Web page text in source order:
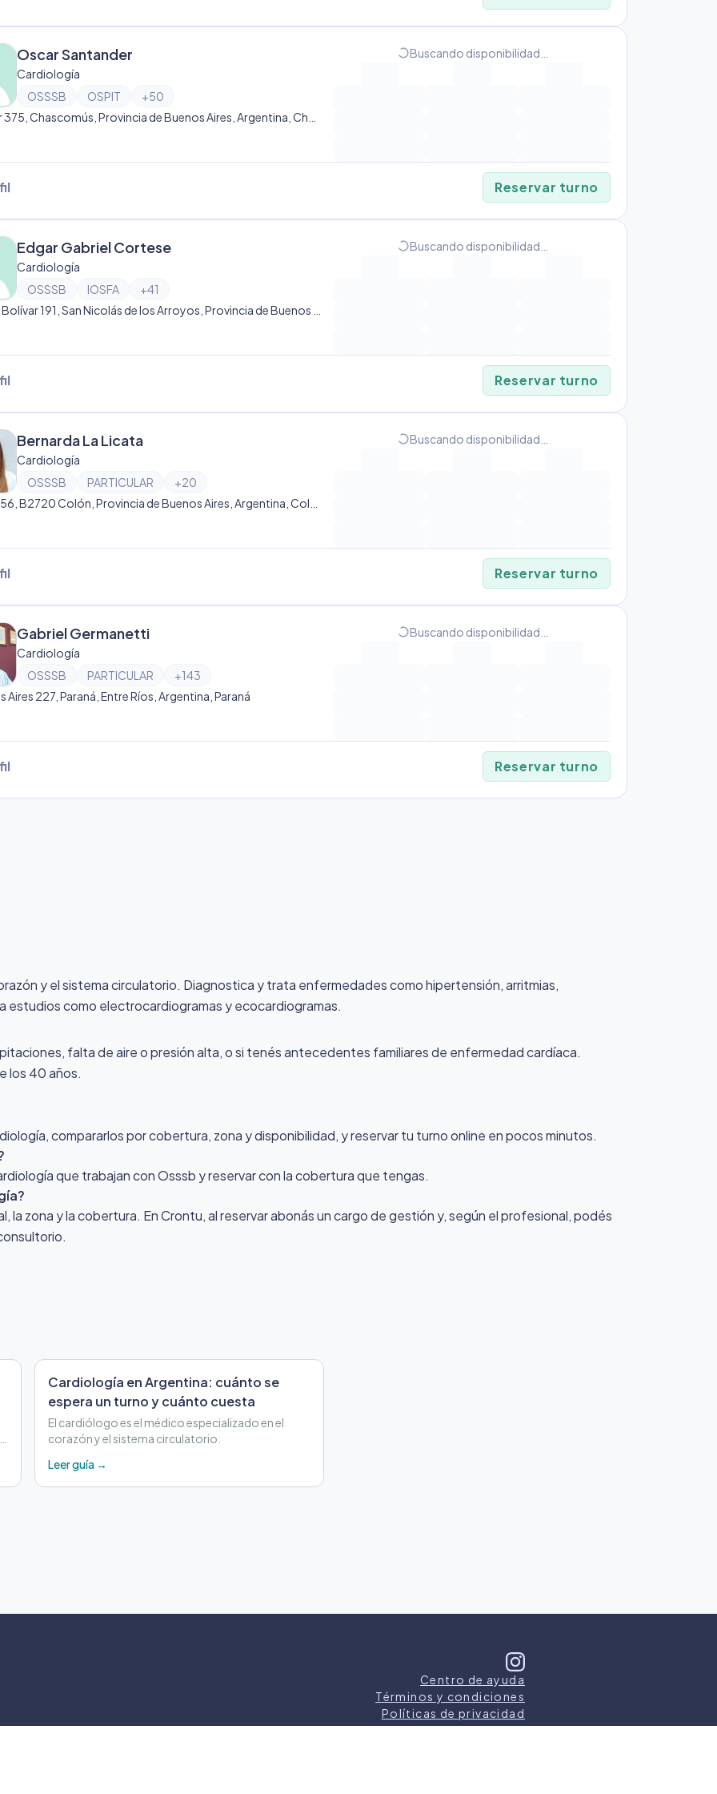
Oscar Santander
Cardiología
OSSSB
OSPIT +50
progress_activityBuscando disponibilidad…
Reservar turno
Edgar Gabriel Cortese
Cardiología
OSSSB
IOSFA +41
progress_activityBuscando disponibilidad…
Reservar turno
Bernarda La Licata
Cardiología
OSSSB
PARTICULAR +20
progress_activityBuscando disponibilidad…
Reservar turno
Gabriel Germanetti
Cardiología
OSSSB
PARTICULAR +143
Aires 227, Paraná, Entre Ríos, Argentina, Paraná
progress_activityBuscando disponibilidad…
Reservar turno
y el sistema circulatorio. Diagnostica y trata enfermedades como hipertensión, arritmias,
estudios como electrocardiogramas y ecocardiogramas.
falta de aire o presión alta, o si tenés antecedentes familiares de enfermedad cardíaca.
los 40 años.
compararlos por cobertura, zona y disponibilidad, y reservar tu turno online en pocos minutos.
que trabajan con Osssb y reservar con la cobertura que tengas.
la zona y la cobertura. En Crontu, al reservar abonás un cargo de gestión y, según el profesional, podés
Cardiología en Argentina: cuánto se
espera un turno y cuánto cuesta
El cardiólogo es el médico especializado en el
corazón y el sistema circulatorio.
Leer guía →
Centro de ayuda
Términos y condiciones
Políticas de privacidad
©2026Crontu – Todos los derechos reservados